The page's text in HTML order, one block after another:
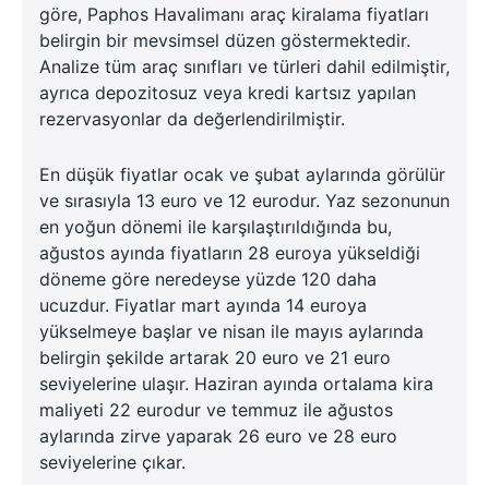
göre, Paphos Havalimanı araç kiralama fiyatları
belirgin bir mevsimsel düzen göstermektedir.
Analize tüm araç sınıfları ve türleri dahil edilmiştir,
ayrıca depozitosuz veya kredi kartsız yapılan
rezervasyonlar da değerlendirilmiştir.
En düşük fiyatlar ocak ve şubat aylarında görülür
ve sırasıyla 13 euro ve 12 eurodur. Yaz sezonunun
en yoğun dönemi ile karşılaştırıldığında bu,
ağustos ayında fiyatların 28 euroya yükseldiği
döneme göre neredeyse yüzde 120 daha
ucuzdur. Fiyatlar mart ayında 14 euroya
yükselmeye başlar ve nisan ile mayıs aylarında
belirgin şekilde artarak 20 euro ve 21 euro
seviyelerine ulaşır. Haziran ayında ortalama kira
maliyeti 22 eurodur ve temmuz ile ağustos
aylarında zirve yaparak 26 euro ve 28 euro
seviyelerine çıkar.